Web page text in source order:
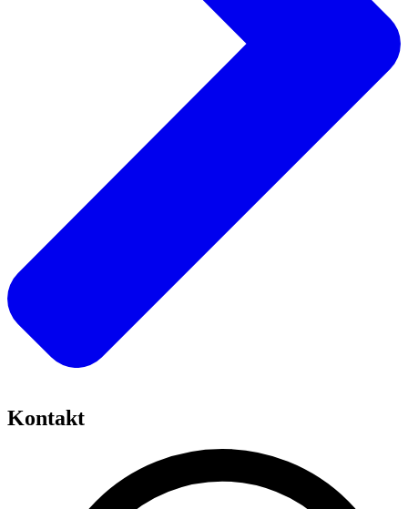
Kontakt